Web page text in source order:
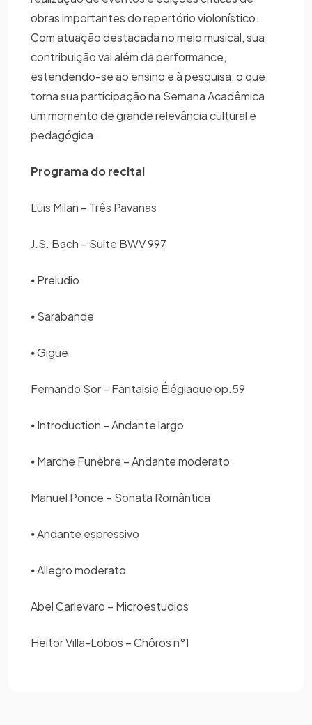
obras importantes do repertório violonístico.
Com atuação destacada no meio musical, sua
contribuição vai além da performance,
estendendo-se ao ensino e à pesquisa, o que
torna sua participação na Semana Acadêmica
um momento de grande relevância cultural e
pedagógica.
Programa do recital
Luis Milan – Três Pavanas
J.S. Bach – Suite BWV 997
⦁ Preludio
⦁ Sarabande
⦁ Gigue
Fernando Sor – Fantaisie Élégiaque op.59
⦁ Introduction – Andante largo
⦁ Marche Funèbre – Andante moderato
Manuel Ponce – Sonata Romântica
⦁ Andante espressivo
⦁ Allegro moderato
Abel Carlevaro – Microestudios
Heitor Villa-Lobos – Chôros n°1